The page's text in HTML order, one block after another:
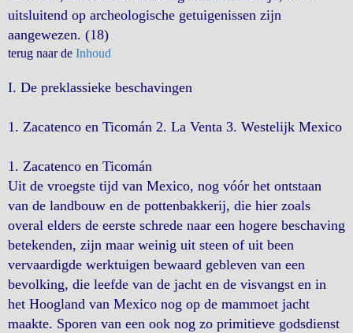
uitsluitend op archeologische getuigenissen zijn
aangewezen. (18)
terug naar de Inhoud
I. De preklassieke beschavingen
1. Zacatenco en Ticomán 2. La Venta 3. Westelijk Mexico
1. Zacatenco en Ticomán
Uit de vroegste tijd van Mexico, nog vóór het ontstaan
van de landbouw en de pottenbakkerij, die hier zoals
overal elders de eerste schrede naar een hogere beschaving
betekenden, zijn maar weinig uit steen of uit been
vervaardigde werktuigen bewaard gebleven van een
bevolking, die leefde van de jacht en de visvangst en in
het Hoogland van Mexico nog op de mammoet jacht
maakte. Sporen van een ook nog zo primitieve godsdienst